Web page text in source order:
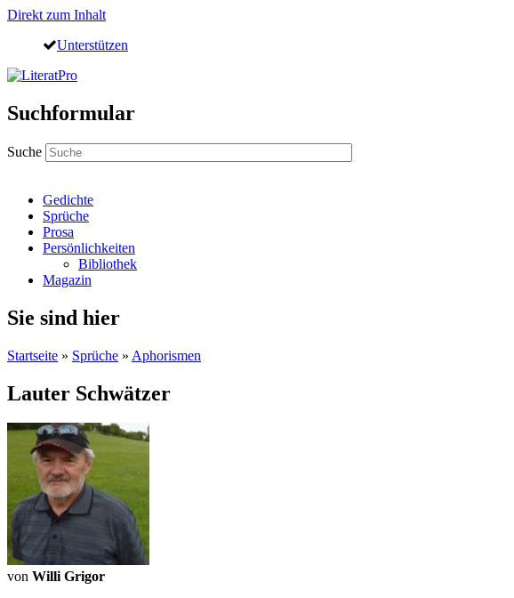
Direkt zum Inhalt
Unterstützen
Suchformular
Suche
Gedichte
Sprüche
Prosa
Persönlichkeiten
Bibliothek
Magazin
Sie sind hier
Startseite » Sprüche » Aphorismen
Lauter Schwätzer
von Willi Grigor